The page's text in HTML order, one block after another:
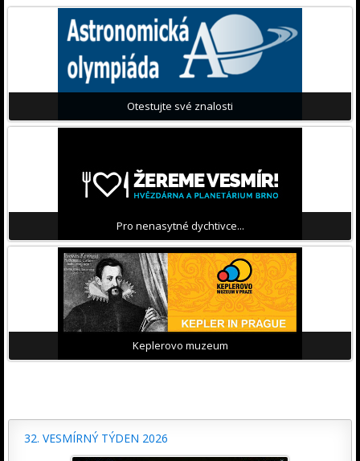
Otestujte své znalosti
Pro nenasytné dychtivce...
Keplerovo muzeum
32. VESMÍRNÝ TÝDEN 2026